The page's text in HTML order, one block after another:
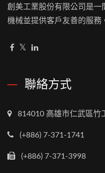
創美工業股份有限公司是一
機械並提供客戶友善的服務
聯絡方式
814010 高雄市仁武區竹
(+886) 7-371-1741
(+886) 7-371-3998